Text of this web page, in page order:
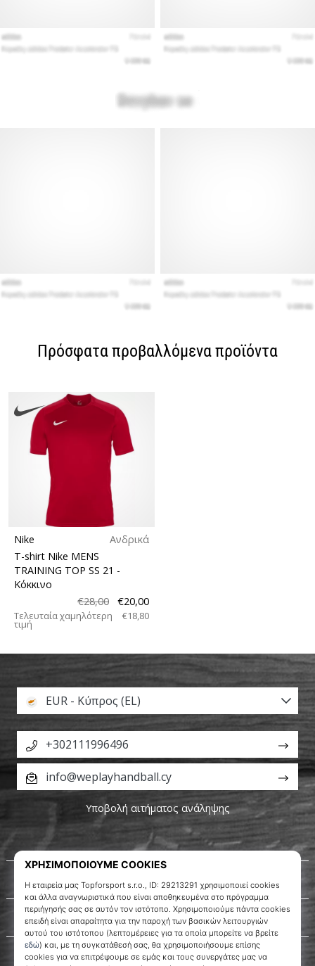
Πρόσφατα προβαλλόμενα προϊόντα
Nike
Ανδρικά
T-shirt Nike MENS
TRAINING TOP SS 21 -
Κόκκινο
€28,00
€20,00
Τελευταία χαμηλότερη
τιμή
€18,80
Σχετικά μ' εμάς
Εξυπηρέτηση πελατών
EUR - Κύπρος (EL)
+302111996496
info@weplayhandball.cy
Υποβολή αιτήματος ανάληψης